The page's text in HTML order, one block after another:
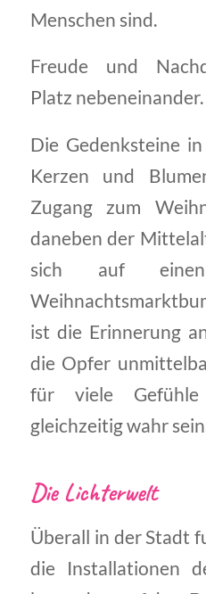
Menschen sind.
Freude und
Platz nebeneinander.
Die Gedenksteine
Kerzen und
Zugang zum
daneben der
sich auf einen
ist die Erinnerung
die Opfer
für viele
gleichzeitig wahr
Die Lichterwelt
Überall in der Stadt
die Installationen